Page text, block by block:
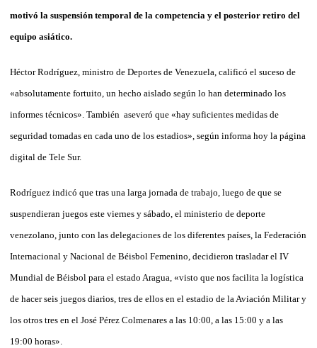
motivó la suspensión temporal de la competencia y el posterior retiro del
equipo asiático.
Héctor Rodríguez, ministro de Deportes de Venezuela, calificó el suceso de
«absolutamente fortuito, un hecho aislado según lo han determinado los
informes técnicos». También aseveró que «hay suficientes medidas de
seguridad tomadas en cada uno de los estadios», según informa hoy la página
digital de Tele Sur.
Rodríguez indicó que tras una larga jornada de trabajo, luego de que se
suspendieran juegos este viernes y sábado, el ministerio de deporte
venezolano, junto con las delegaciones de los diferentes países, la Federación
Internacional y Nacional de Béisbol Femenino, decidieron trasladar el IV
Mundial de Béisbol para el estado Aragua, «visto que nos facilita la logística
de hacer seis juegos diarios, tres de ellos en el estadio de la Aviación Militar y
los otros tres en el José Pérez Colmenares a las 10:00, a las 15:00 y a las
19:00 horas».